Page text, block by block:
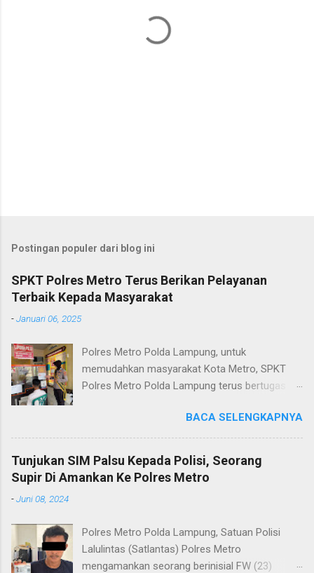
Postingan populer dari blog ini
SPKT Polres Metro Terus Berikan Pelayanan
Terbaik Kepada Masyarakat
-Januari 06, 2025
Polres Metro Polda Lampung, untuk
memudahkan masyarakat Kota Metro, SPKT
Polres Metro Polda Lampung terus bertugas
terkait layanan pengaduan, pelayanan SKCK dan
pelayanan Identifikasi sidik jari secara terpadu
kepada masyarakat. Senin (06/01/2025) Dalam
mewujudkan pelayanan prima kepolisian, SPKT
Heri Sulistyo Nugroho S.IK, M.IK mengatakan
“SPKT Polres Metro akan terus berusaha
BACA SELENGKAPNYA
Tunjukan SIM Palsu Kepada Polisi, Seorang
Supir Di Amankan Ke Polres Metro
-Juni 08, 2024
Polres Metro Polda Lampung, Satuan Polisi
Lalulintas (Satlantas) Polres Metro
mengamankan seorang berinisial FW (23)